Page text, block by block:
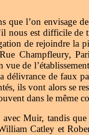
l’on envisage
nous est difficile
de rejoindre la
Champfleury,
de
de faux
ils vont alors se
dans le même
Muir, tandis
Catley et